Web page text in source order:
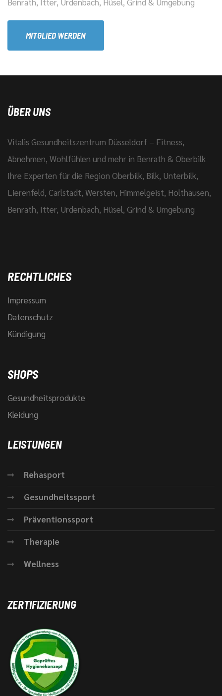
MITGLIED WERDEN
ÜBER UNS
Vitalis Gesundheitszentrum Düsseldorf – Fitness,
Abnehmen, Wohlfühlen und mehr in Benrath & Oberbilk
Ihre Experten für die Region Oberbilk, Bilk, Unterbilk,
Lierenfeld, Carlstadt, Wersten, Himmelgeist, Holthausen,
Benrath, Itter, Urdenbach, Hüsel, Grind & Umgebung
RECHTLICHES
Impressum
Datenschutz
Kündigung
SHOPS
Gesundheitsprodukte
Kleidung
LEISTUNGEN
Rehasport
Gesundheitssport
Präventionssport
Therapie
Wellness
ZERTIFIZIERUNG